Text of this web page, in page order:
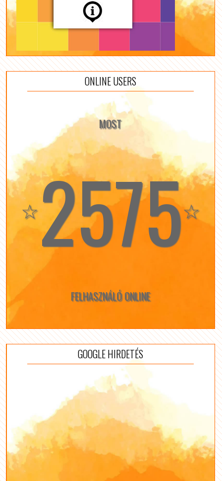
ONLINE USERS
MOST
☆2575☆
FELHASZNÁLÓ ONLINE
GOOGLE HIRDETÉS